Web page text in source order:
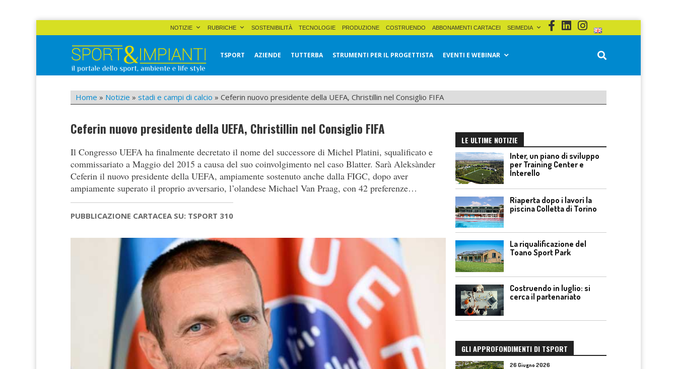
NOTIZIE RUBRICHE SOSTENIBILITÀ TECNOLOGIE PRODUZIONE COSTRUENDO ABBONAMENTI CARTACEI SEIMEDIA
Sport&Impianti
TSPORT AZIENDE TUTTERBA STRUMENTI PER IL PROGETTISTA EVENTI E WEBINAR
Home » Notizie » stadi e campi di calcio » Ceferin nuovo presidente della UEFA, Christillin nel Consiglio FIFA
Ceferin nuovo presidente della UEFA, Christillin nel Consiglio FIFA
Il Congresso UEFA ha finalmente decretato il nome del successore di Michel Platini, squalificato e
commissariato a Maggio del 2015 a causa del suo coinvolgimento nel caso Blatter. Sarà Aleksànder
Ceferin il nuovo presidente della UEFA, ampiamente sostenuto anche dalla FIGC, dopo aver
ampiamente superato il proprio avversario, l’olandese Michael Van Praag, con 42 preferenze…
PUBBLICAZIONE CARTACEA SU: TSPORT 310
LE ULTIME NOTIZIE
Inter, un piano di sviluppo
per Training Center e
Interello
Riaperta dopo i lavori la
piscina Colletta di Torino
La riqualificazione del
Toano Sport Park
Costruendo in luglio: si
cerca il partenariato
GLI APPROFONDIMENTI DI TSPORT
26 Giugno 2026